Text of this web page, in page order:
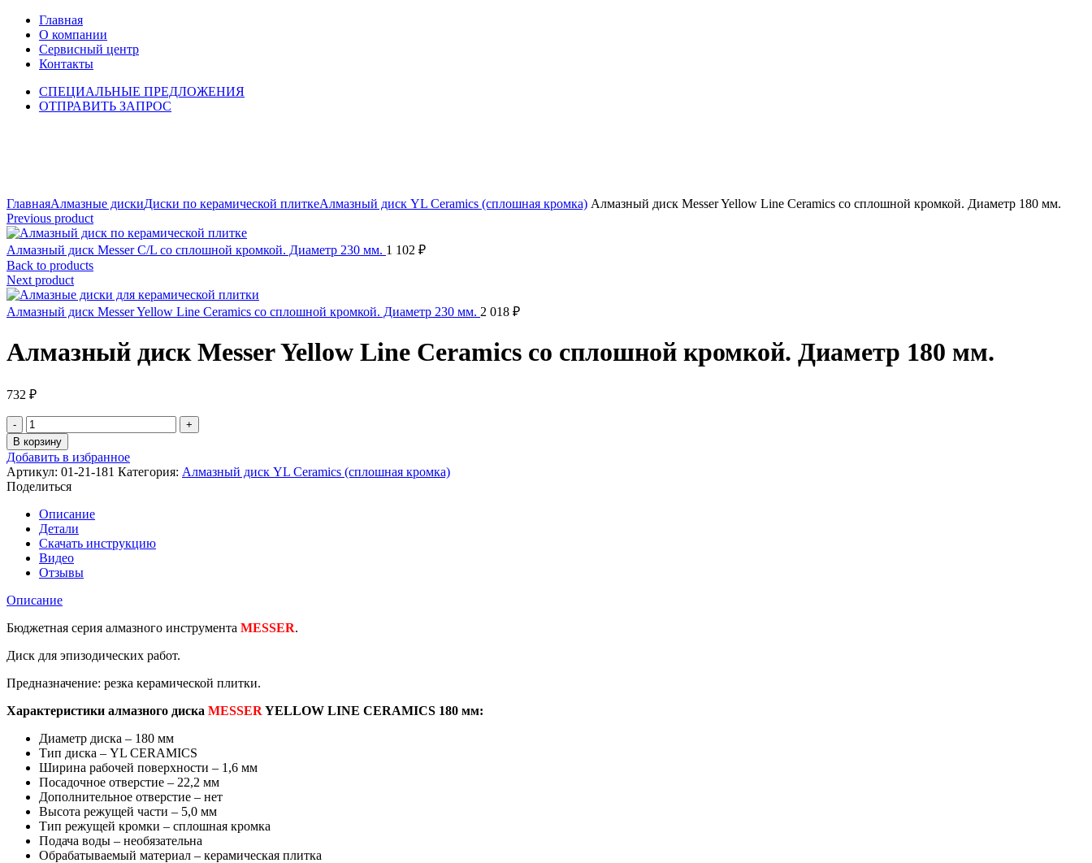
Главная
О компании
Сервисный центр
Контакты
СПЕЦИАЛЬНЫЕ ПРЕДЛОЖЕНИЯ
ОТПРАВИТЬ ЗАПРОС
ГлавнаяАлмазные дискиДиски по керамической плиткеАлмазный диск YL Ceramics (сплошная кромка) Алмазный диск Messer Yellow Line Ceramics со сплошной кромкой. Диаметр 180 мм.
Previous product
Алмазный диск Messer C/L со сплошной кромкой. Диаметр 230 мм. 1 102 ₽
Back to products
Next product
Алмазный диск Messer Yellow Line Ceramics со сплошной кромкой. Диаметр 230 мм. 2 018 ₽
Алмазный диск Messer Yellow Line Ceramics со сплошной кромкой. Диаметр 180 мм.
732 ₽
Количество
товара
Алмазный
диск
Messer
Yellow
Line
Ceramics
со
сплошной
кромкой.
Диаметр
180
В корзину
Добавить в избранное
Артикул: 01-21-181 Категория: Алмазный диск YL Ceramics (сплошная кромка)
Поделиться
Описание
Детали
Скачать инструкцию
Видео
Отзывы
Описание
Бюджетная серия алмазного инструмента MESSER.
Диск для эпизодических работ.
Предназначение: резка керамической плитки.
Характеристики алмазного диска MESSER YELLOW LINE CERAMICS 180 мм:
Диаметр диска – 180 мм
Тип диска – YL CERAMICS
Ширина рабочей поверхности – 1,6 мм
Посадочное отверстие – 22,2 мм
Дополнительное отверстие – нет
Высота режущей части – 5,0 мм
Тип режущей кромки – сплошная кромка
Подача воды – необязательна
Обрабатываемый материал – керамическая плитка